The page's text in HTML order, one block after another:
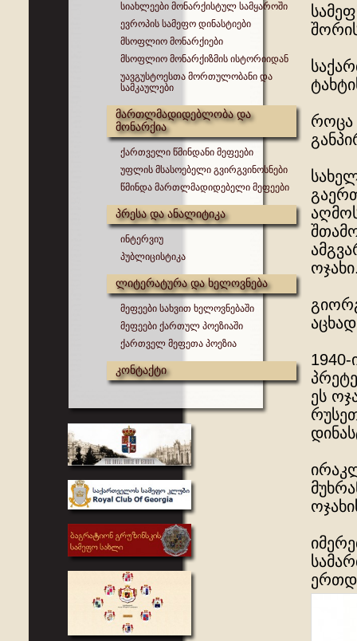
სიახლეები მონარქისტულ სამყაროში
ევროპის სამეფო დინასტიები
მსოფლიო მონარქიები
მსოფლიო მონარქიზმის ისტორიიდან
უავგუსტოესთა მორთულობანი და
სამკაულები
მართლმადიდებლობა და
მონარქია
ქართველი წმინდანი მეფეები
უფლის მსასოებელი გვირგვინოსნები
წმინდა მართლმადიდებელი მეფეები
პრესა და ანალიტიკა
ინტერვიუ
პუბლიცისტიკა
ლიტერატურა და ხელოვნება
მეფეები სახვით ხელოვნებაში
მეფეები ქართულ პოეზიაში
ქართველ მეფეთა პოეზია
კონტაქტი
როცა
ეს